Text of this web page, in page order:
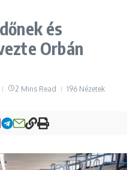
és
Orbán
2 Mins Read
196 Nézetek